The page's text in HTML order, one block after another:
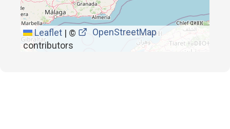
Leaflet | ©
OpenStreetMap
contributors